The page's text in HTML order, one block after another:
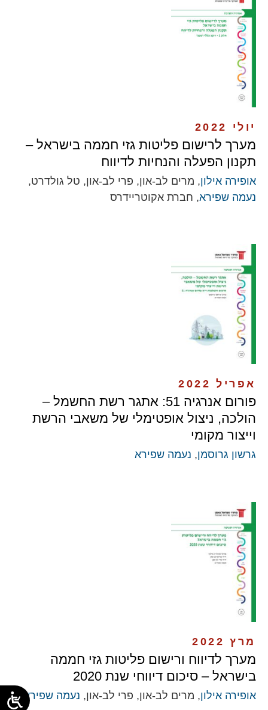
יולי 2022
מערך לרישום פליטות גזי חממה בישראל –
תקנון הפעלה והנחיות לדיווח
אופירה אילון, מרים לב-און, פרי לב-און, טל גולדרט,
נעמה שפירא, חברת אקוטריידרס
אפריל 2022
פורום אנרגיה 51: אתגר רשת החשמל –
הולכה, ניצול אופטימלי של משאבי הרשת
וייצור מקומי
גרשון גרוסמן, נעמה שפירא
מרץ 2022
מערך לדיווח ורישום פליטות גזי חממה
בישראל – סיכום דיווחי שנת 2020
אופירה אילון, מרים לב-און, פרי לב-און, נעמה שפירא